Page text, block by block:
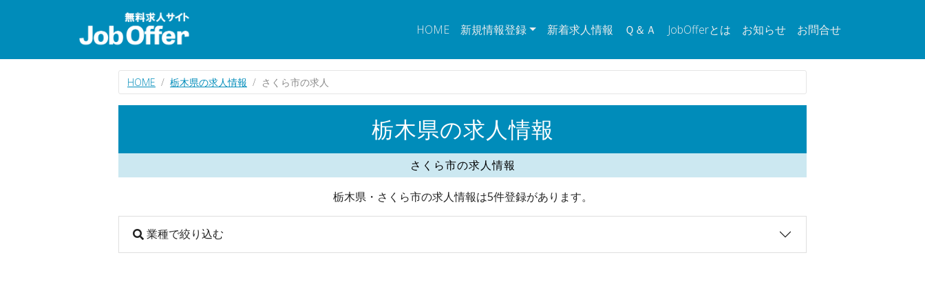
HOME 新規情報登録 新着求人情報 Ｑ＆Ａ JobOfferとは お知らせ お問合せ
HOME 栃木県の求人情報 さくら市の求人
栃木県の求人情報
さくら市の求人情報
栃木県・さくら市の求人情報は5件登録があります。
業種で絞り込む